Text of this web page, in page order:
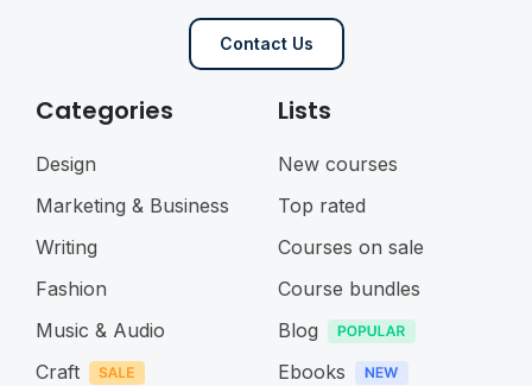
Contact Us
Categories
Design
Marketing & Business
Writing
Fashion
Music & Audio
Craft
Lists
New courses
Top rated
Courses on sale
Course bundles
Blog
Ebooks